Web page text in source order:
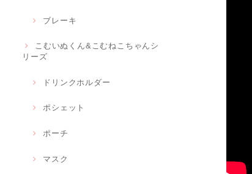
ブレーキ
こむいぬくん&こむねこちゃんシ
リーズ
ドリンクホルダー
ポシェット
ポーチ
マスク